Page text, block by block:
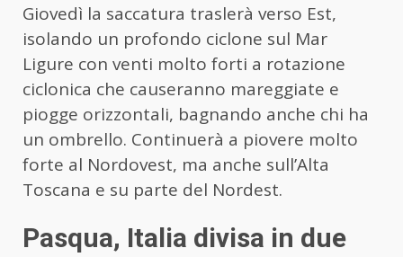
Giovedì la saccatura traslerà verso Est,
isolando un profondo ciclone sul Mar
Ligure con venti molto forti a rotazione
ciclonica che causeranno mareggiate e
piogge orizzontali, bagnando anche chi ha
un ombrello. Continuerà a piovere molto
forte al Nordovest, ma anche sull’Alta
Toscana e su parte del Nordest.
Pasqua, Italia divisa in due